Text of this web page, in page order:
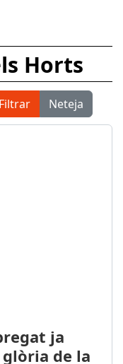
Horts
Filtrar Neteja
ja
de la